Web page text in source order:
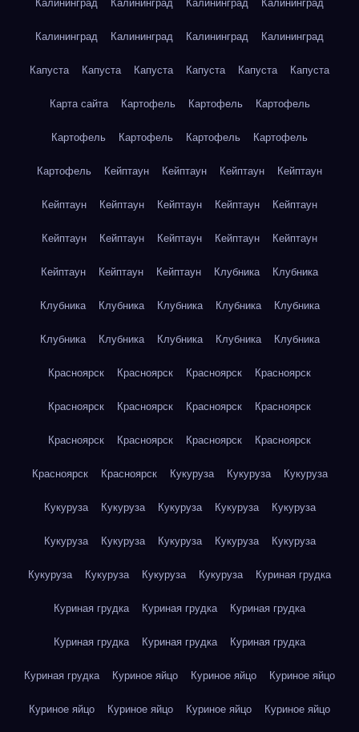
Калининград Калининград Калининград Калининград
Калининград Калининград Калининград Калининград
Капуста Капуста Капуста Капуста Капуста Капуста
Карта сайта Картофель Картофель Картофель
Картофель Картофель Картофель Картофель
Картофель Кейптаун Кейптаун Кейптаун Кейптаун
Кейптаун Кейптаун Кейптаун Кейптаун Кейптаун
Кейптаун Кейптаун Кейптаун Кейптаун Кейптаун
Кейптаун Кейптаун Кейптаун Клубника Клубника
Клубника Клубника Клубника Клубника Клубника
Клубника Клубника Клубника Клубника Клубника
Красноярск Красноярск Красноярск Красноярск
Красноярск Красноярск Красноярск Красноярск
Красноярск Красноярск Красноярск Красноярск
Красноярск Красноярск Кукуруза Кукуруза Кукуруза
Кукуруза Кукуруза Кукуруза Кукуруза Кукуруза
Кукуруза Кукуруза Кукуруза Кукуруза Кукуруза
Кукуруза Кукуруза Кукуруза Кукуруза Куриная грудка
Куриная грудка Куриная грудка Куриная грудка
Куриная грудка Куриная грудка Куриная грудка
Куриная грудка Куриное яйцо Куриное яйцо Куриное яйцо
Куриное яйцо Куриное яйцо Куриное яйцо Куриное яйцо